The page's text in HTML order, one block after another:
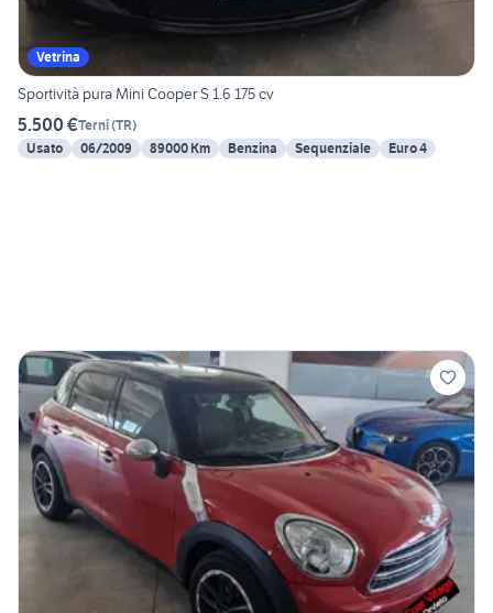
Vetrina
Sportività pura Mini Cooper S 1.6 175 cv
5.500 €Terni(TR)
Usato
06/2009 89000 Km Benzina Sequenziale Euro 4